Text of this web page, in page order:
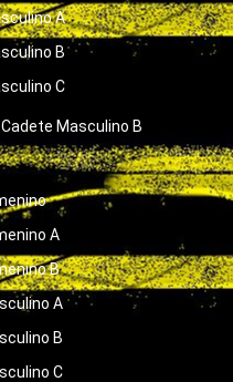
A
B
C
Cadete Masculino B
A
B
A
B
C